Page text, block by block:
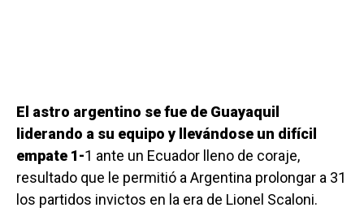
El astro argentino se fue de Guayaquil
liderando a su equipo y llevándose un difícil
empate 1-1 ante un Ecuador lleno de coraje,
resultado que le permitió a Argentina prolongar a 31
los partidos invictos en la era de Lionel Scaloni.